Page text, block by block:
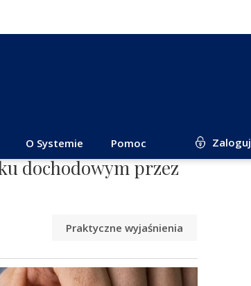
O Systemie Pomoc Zaloguj
dochodowym przez
Praktyczne wyjaśnienia